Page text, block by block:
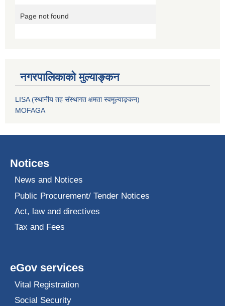
नगरपालिकाको मुल्याङ्कन
LISA (स्थानीय तह संस्थागत क्षमता स्वमूल्याङ्कन)
MOFAGA
Notices
News and Notices
Public Procurement/ Tender Notices
Act, law and directives
Tax and Fees
eGov services
Vital Registration
Social Security